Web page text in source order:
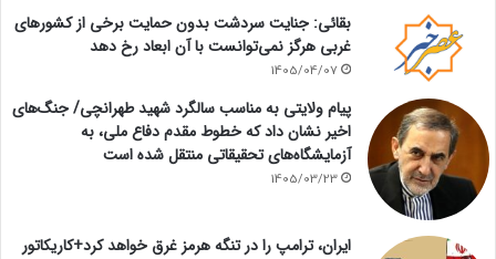
بقائی: جنایت سردشت بدون حمایت برخی از کشورهای
غربی هرگز نمی‌توانست با آن ابعاد رخ دهد
1405/04/07
پیام ولایتی به مناسب سالگرد شهید طهرانچی/ جنگ‌های
اخیر نشان داد که خطوط مقدم دفاع ملی، به
آزمایشگاه‌های تحقیقاتی منتقل شده است
1405/03/23
ایران، ترامپ را در تنگه هرمز غرق خواهد کرد+کاریکاتور